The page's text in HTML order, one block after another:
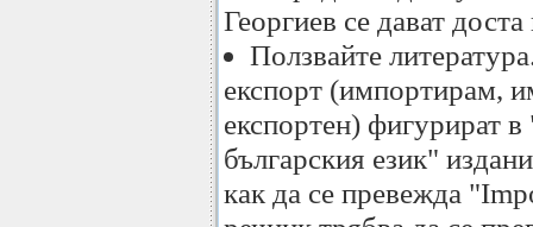
Георгиев се дават
Ползвайте
експорт (импортирам,
експортен) фигурират
българския език"
как да се превежда